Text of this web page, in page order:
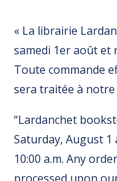
« La librairie
samedi 1er août et
Toute commande
sera traitée à
“Lardanchet
Saturday, August
10:00 a.m. Any
processed upon